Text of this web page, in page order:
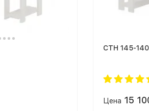
СТН 145-140
Цена 15